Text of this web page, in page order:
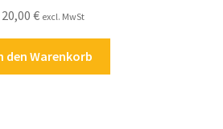
20,00 € excl. MwSt
den Warenkorb